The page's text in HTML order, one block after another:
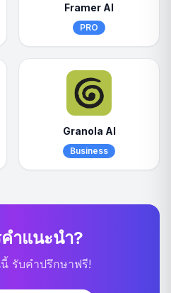
Framer AI
PRO
Granola AI
Business
ำแนะนำ?
รับคำปรึกษาฟรี!